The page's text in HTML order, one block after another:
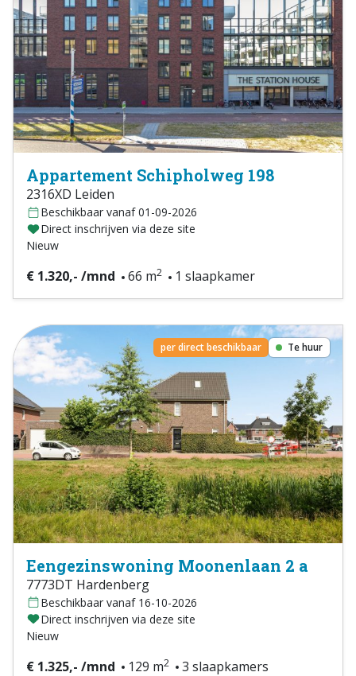
Appartement Schipholweg 198
2316XD Leiden
Beschikbaar vanaf 01-09-2026
Direct inschrijven via deze site
Nieuw
€ 1.320,- /mnd 66 m2 1 slaapkamer
per direct beschikbaar Te huur
Eengezinswoning Moonenlaan 2 a
7773DT Hardenberg
Beschikbaar vanaf 16-10-2026
Direct inschrijven via deze site
Nieuw
€ 1.325,- /mnd 129 m2 3 slaapkamers